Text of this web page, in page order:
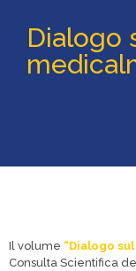
Dialogo
Il volume “Dialogo
Consulta Scientifica